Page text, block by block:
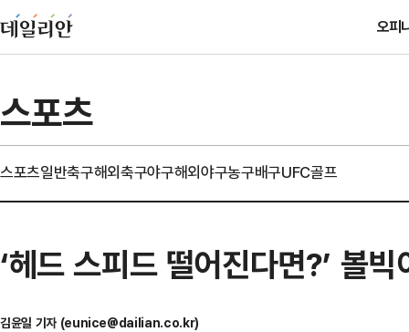
오피
스포츠
스포츠일반축구해외축구야구해외야구농구배구UFC골프
‘헤드 스피드 떨어진다면?’ 볼
김윤일 기자 (eunice@dailian.co.kr)